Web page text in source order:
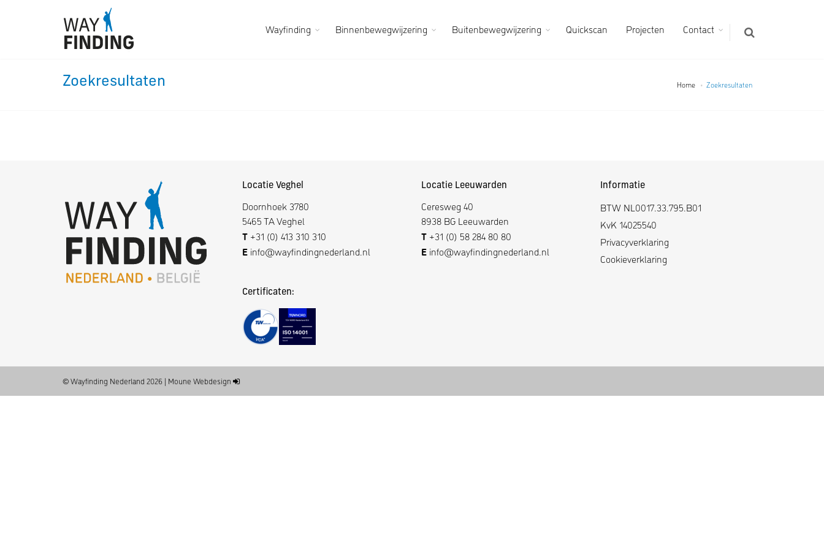
Wayfinding Binnenbewegwijzering Buitenbewegwijzering Quickscan Projecten Contact
Home Zoekresultaten
Zoekresultaten
Locatie Veghel
Doornhoek 3780
5465 TA Veghel
T +31 (0) 413 310 310
Einfo@wayfindingnederland.nl
Locatie Leeuwarden
Ceresweg 40
8938 BG Leeuwarden
T +31 (0) 58 284 80 80
E info@wayfindingnederland.nl
Informatie
BTW NL0017.33.795.B01
KvK 14025540
Privacyverklaring
Cookieverklaring
Certificaten:
© Wayfinding Nederland 2026 | Moune Webdesign